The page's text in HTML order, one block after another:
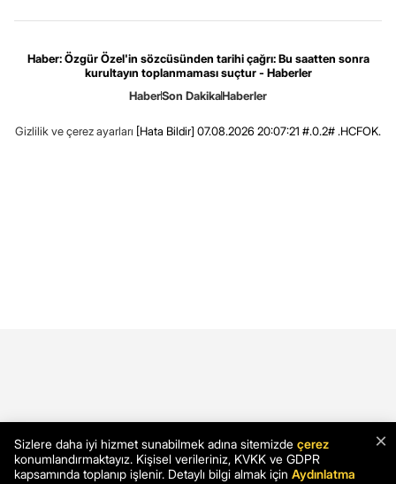
Haber: Özgür Özel'in sözcüsünden tarihi çağrı: Bu saatten sonra
kurultayın toplanmaması suçtur - Haberler
HaberSon DakikaHaberler
Gizlilik ve çerez ayarları [Hata Bildir] 07.08.2026 20:07:21 #.0.2# .HCFOK.
×
Sizlere daha iyi hizmet sunabilmek adına sitemizde çerez
konumlandırmaktayız. Kişisel verileriniz, KVKK ve GDPR
kapsamında toplanıp işlenir. Detaylı bilgi almak için Aydınlatma